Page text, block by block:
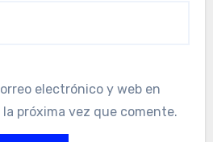
electrónico y web en
próxima vez que comente.